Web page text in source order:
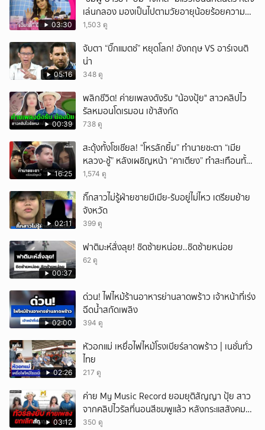
03:30
เล่นกลอง มองเป็นไปตามวัยอายุน้อยร้อยความ
สามารถ
1,503 ดู
05:16
จับตา “บิ๊กแมตช์” หยุดโลก! อังกฤษ VS อาร์เจนติ
น่า
348 ดู
00:39
พลิกชีวิต! ค่ายเพลงดังรับ "น้องปุ้ย" สาวคลิปไว
รัลหมอนโดเรมอน เข้าสังกัด
738 ดู
16:25
สะดุ้งทั้งโซเชียล! “โหรลักยิ้ม” ทำนายชะตา “เมีย
หลวง-ชู้” หลังเผชิญหน้า “คาเตียง” ทำสะเทือนทั้ง
ประเทศ
1,574 ดู
02:11
กิ๊กสาวไม่รู้ฝ่ายชายมีเมีย-รับอยู่ไม่ไหว เตรียมย้าย
จังหวัด
399 ดู
00:37
ฟาติมะห์สั่งลุย! ชิดซ้ายหน่อย..ชิดซ้ายหน่อย
62 ดู
02:00
ด่วน! ไฟไหม้ร้านอาหารย่านลาดพร้าว เจ้าหน้าที่เร่ง
ฉีดน้ำสกัดเพลิง
394 ดู
02:26
หัวอกแม่ เหยื่อไฟไหม้โรงเบียร์ลาดพร้าว | เนชั่นทั่ว
ไทย
217 ดู
03:12
ค่าย My Music Record ยอมยุติสัญญา ปุ้ย สาว
จากคลิปไวรัลที่นอนสีชมพูแล้ว หลังกระแสสังคม
และคนในวงการวิจารณ์เรื่องความเหมาะสม
350 ดู
ยกเลิก